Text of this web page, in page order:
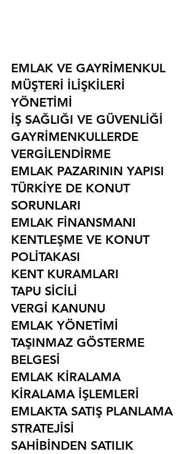
EMLAK VE GAYRİMENKUL
MÜŞTERİ İLİŞKİLERİ
YÖNETİMİ
İŞ SAĞLIĞI VE GÜVENLİĞİ
GAYRİMENKULLERDE
VERGİLENDİRME
EMLAK PAZARININ YAPISI
TÜRKİYE DE KONUT
SORUNLARI
EMLAK FİNANSMANI
KENTLEŞME VE KONUT
POLİTAKASI
KENT KURAMLARI
TAPU SİCİLİ
VERGİ KANUNU
EMLAK YÖNETİMİ
TAŞINMAZ GÖSTERME
BELGESİ
EMLAK KİRALAMA
KİRALAMA İŞLEMLERİ
EMLAKTA SATIŞ PLANLAMA
STRATEJİSİ
SAHİBİNDEN SATILIK